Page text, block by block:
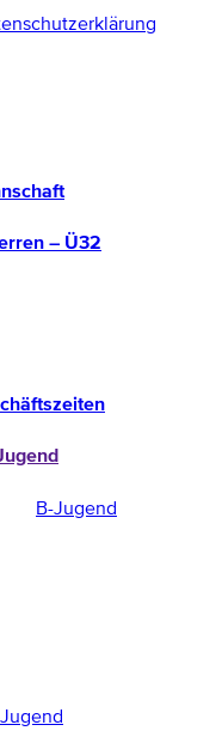
– Ü32
B-Jugend